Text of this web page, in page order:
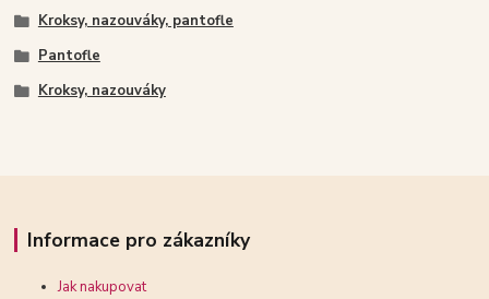
Kroksy, nazouváky, pantofle
Pantofle
Kroksy, nazouváky
Informace pro zákazníky
Jak nakupovat